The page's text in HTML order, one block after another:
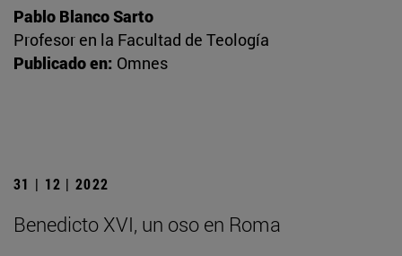
Pablo Blanco Sarto
Profesor en la Facultad de Teología
Publicado en: Omnes
31 | 12 | 2022
Benedicto XVI, un oso en Roma